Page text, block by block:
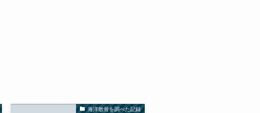
海洋散骨を調べた記録